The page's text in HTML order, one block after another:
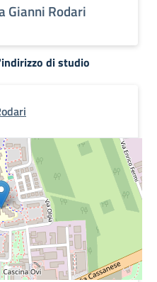
Gianni Rodari
di studio